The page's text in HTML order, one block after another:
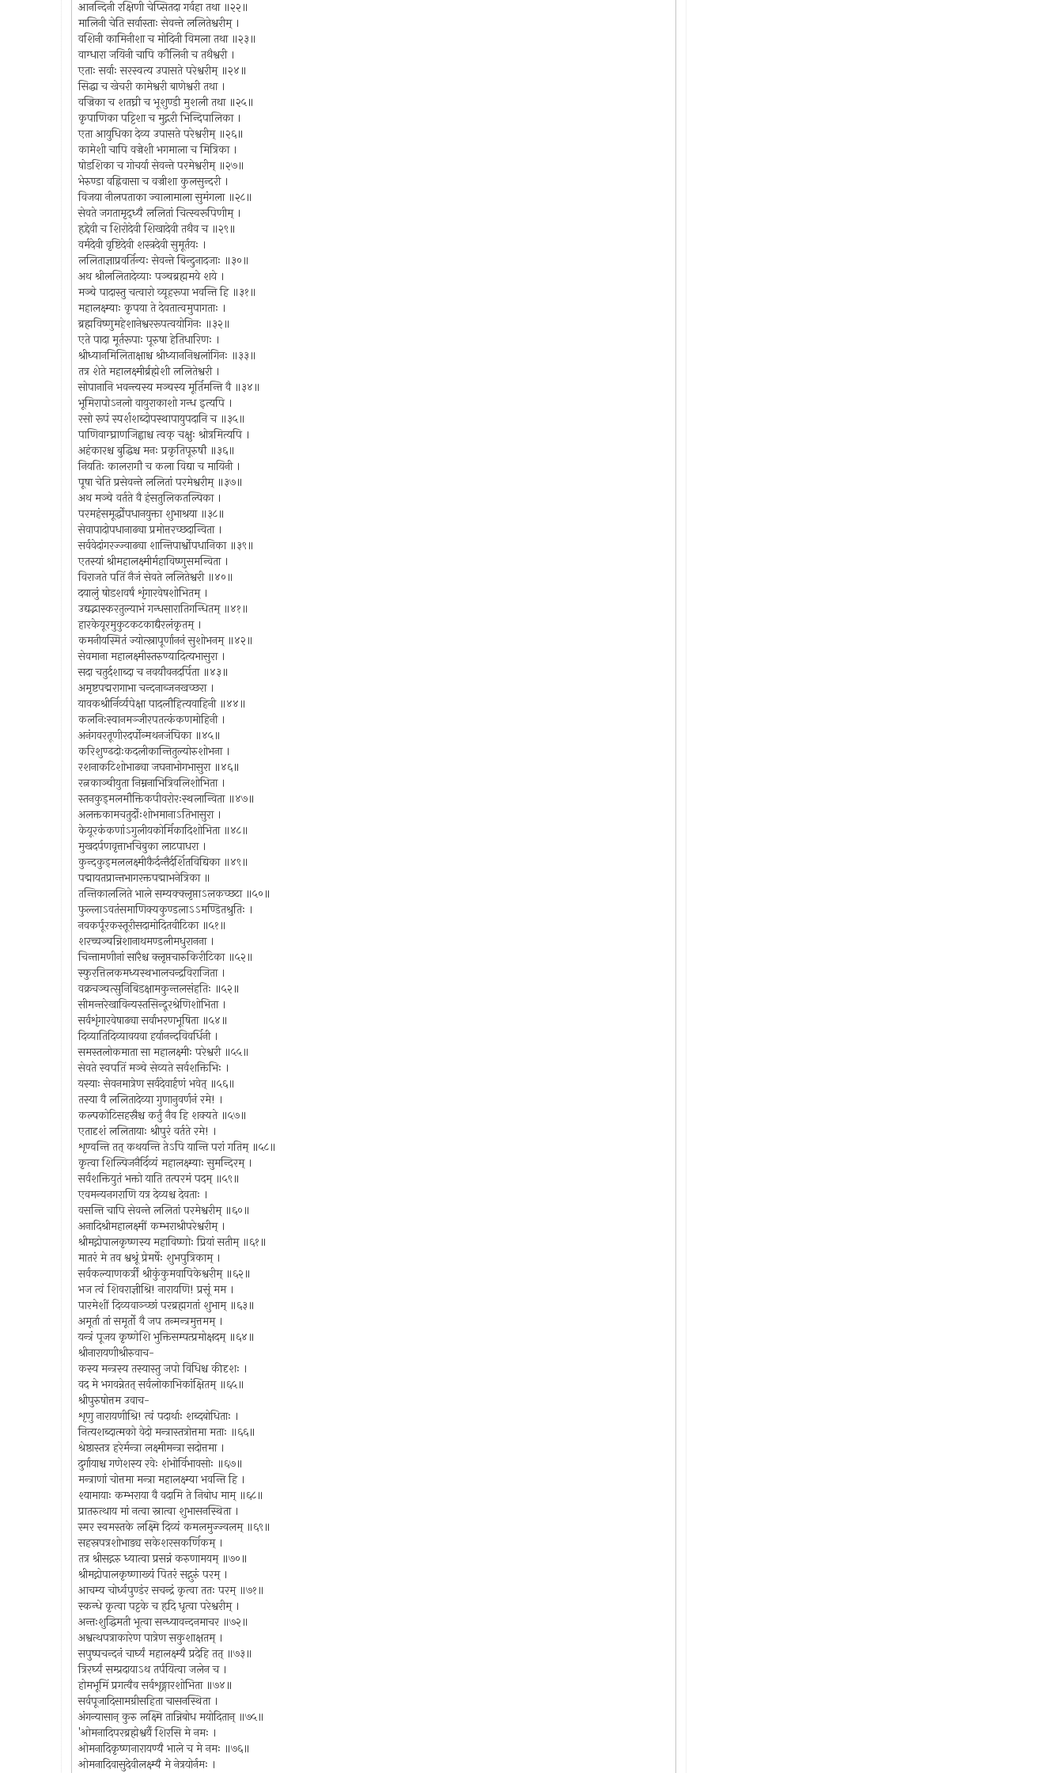
आनन्दिनी रक्षिणी चेप्सितदा गर्वहा तथा ॥२२॥
मालिनी चेति सर्वास्ताः सेवन्ते ललितेश्वरीम् ।
वशिनी कामिनीशा च मोदिनी विमला तथा ॥२३॥
वाग्धारा जयिनी चापि कौलिनी च तथैश्वरी ।
एताः सर्वाः सरस्वत्य उपासते परेश्वरीम् ॥२४॥
सिद्धा च खेचरी कामेश्वरी बाणेश्वरी तथा ।
वज्रिका च शतघ्नी च भूशुण्डी मुशली तथा ॥२५॥
कृपाणिका पट्टिशा च मुद्गरी भिन्दिपालिका ।
एता आयुधिका देव्य उपासते परेश्वरीम् ॥२६॥
कामेशी चापि वज्रेशी भगमाला च मित्रिका ।
षोडशिका च गोचर्या सेवन्ते परमेश्वरीम् ॥२७॥
भेरुण्डा वह्निवासा च वज्रीशा कुलसुन्दरी ।
विजया नीलपताका ज्वालामाला सुमंगला ॥२८॥
सेवते जगतामृद्ध्यै ललितां चित्स्वरूपिणीम् ।
हृद्देवी च शिरोदेवी शिखादेवी तथैव च ॥२९॥
वर्मदेवी वृष्टिदेवी शस्त्रदेवी सुमूर्तयः ।
ललिताज्ञाप्रवर्तिन्यः सेवन्ते बिन्दुनादजाः ॥३०॥
अथ श्रीललितादेव्याः पञ्चब्रह्ममये शये ।
मञ्चे पादास्तु चत्वारो व्यूहरूपा भवन्ति हि ॥३१॥
महालक्ष्म्याः कृपया ते देवतात्वमुपागताः ।
ब्रह्मविष्णुमहेशानेश्वररूपत्वयोगिनः ॥३२॥
एते पादा मूर्तरूपाः पूरुषा हेतिधारिणः ।
श्रीध्यानमिलिताक्षाश्च श्रीध्याननिश्चलांगिनः ॥३३॥
तत्र शेते महालक्ष्मीर्ब्रह्मेशी ललितेश्वरी ।
सोपानानि भवन्त्यस्य मञ्चस्य मूर्तिमन्ति वै ॥३४॥
भूमिरापोऽनलो वायुराकाशो गन्ध इत्यपि ।
रसो रूपं स्पर्शशब्दोपस्थापायुपदानि च ॥३५॥
पाणिवाग्घ्राणजिह्वाश्च त्वक् चक्षुः श्रोत्रमित्यपि ।
अहंकारश्च बुद्धिश्च मनः प्रकृतिपूरुषौ ॥३६॥
नियतिः कालरागौ च कला विद्या च मायिनी ।
पूषा चेति प्रसेवन्ते ललितां परमेश्वरीम् ॥३७॥
अथ मञ्चे वर्तते वै हंसतुलिकतल्पिका ।
परमहंसमूर्द्धोपधानयुक्ता शुभाश्रया ॥३८॥
सेवापादोपधानाढ्या प्रमोत्तरच्छदान्विता ।
सर्ववेदांगरज्ज्वाढ्या शान्तिपार्श्वोपधानिका ॥३९॥
एतस्यां श्रीमहालक्ष्मीर्महाविष्णुसमन्विता ।
विराजते पतिं नैजं सेवते ललितेश्वरी ॥४०॥
दयालुं षोडशवर्षं शृंगारवेषशोभितम् ।
उद्यद्भास्करतुल्याभं गन्धसारातिगन्धितम् ॥४१॥
हारकेयूरमुकुटकटकाद्यैरलंकृतम् ।
कमनीयस्मितं ज्योत्स्नापूर्णाननं सुशोभनम् ॥४२॥
सेवमाना महालक्ष्मीस्तरुण्यादित्यभासुरा ।
सदा चतुर्दशाब्दा च नवयौवनदर्पिता ॥४३॥
अमृष्टपद्मरागाभा चन्दनाब्जनखच्छरा ।
यावकश्रीर्निर्व्यपेक्षा पादलौहित्यवाहिनी ॥४४॥
कलनिःस्वानमञ्जीरपतत्कंकणमोहिनी ।
अनंगवरतूणीरदर्पोन्मथनजंघिका ॥४५॥
करिशुण्ढदोःकदलीकान्तितुल्योरुशोभना ।
रशनाकटिशोभाढ्या जघनाभोगभासुरा ॥४६॥
रत्नकाञ्चीयुता निम्ननाभित्रिवलिशोभिता ।
स्तनकुड्मलमौक्तिकपीवरोरःस्थलान्विता ॥४७॥
अलक्तकामचतुर्दोःशोभमानाऽतिभासुरा ।
केयूरकंकणांऽगुलीयकोर्मिकादिशोभिता ॥४८॥
मुखदर्पणवृत्ताभचिबुका लाटपाधरा ।
कुन्दकुड्मललक्ष्मीकैर्दन्तैर्दर्शितविद्यिका ॥४९॥
पद्मायतप्रान्तभागरक्तपद्माभनेत्रिका ॥
तन्तिकाललिते भाले सम्यक्क्लृप्ताऽलकच्छटा ॥५०॥
फुल्लाऽवतंसमाणिक्यकुण्डलाऽऽमण्डितश्रुतिः ।
नवकर्पूरकस्तूरीसदामोदितवीटिका ॥५१॥
शरच्चञ्चन्निशानाथमण्डलीमधुरानना ।
चिन्तामणीनां सारैश्च क्लृप्तचारुकिरीटिका ॥५२॥
स्फुरत्तिलकमध्यस्थभालचन्द्रविराजिता ।
वक्रचञ्चत्सुनिबिडक्षामकुन्तलसंहतिः ॥५२॥
सीमन्तरेखाविन्यस्तसिन्दूरश्रेणिशोभिता ।
सर्वशृंगारवेषाढ्या सर्वाभरणभूषिता ॥५४॥
दिव्यातिदिव्यावयवा हर्यानन्दविवर्धिनी ।
समस्तलोकमाता सा महालक्ष्मीः परेश्वरी ॥५५॥
सेवते स्वपतिं मञ्चे सेव्यते सर्वशक्तिभिः ।
यस्याः सेवनमात्रेण सर्वदेवार्हणं भवेत् ॥५६॥
तस्या वै ललितादेव्या गुणानुवर्णनं रमे! ।
कल्पकोटिसहस्रैश्च कर्तुं नैव हि शक्यते ॥५७॥
एतादृशं ललितायाः श्रीपुरं वर्तते रमे! ।
शृण्वन्ति तत् कथयन्ति तेऽपि यान्ति परां गतिम् ॥५८॥
कृत्वा शिल्पिजनैर्दिव्यं महालक्ष्म्याः सुमन्दिरम् ।
सर्वशक्तियुतं भक्तो याति तत्परमं पदम् ॥५९॥
एवमन्यनगराणि यत्र देव्यश्च देवताः ।
वसन्ति चापि सेवन्ते ललितां परमेश्वरीम् ॥६०॥
अनादिश्रीमहालक्ष्मीं कम्भराश्रीपरेश्वरीम् ।
श्रीमद्गोपालकृष्णस्य महाविष्णोः प्रियां सतीम् ॥६१॥
मातरं मे तव श्वश्रूं प्रेमर्षेः शुभपुत्रिकाम् ।
सर्वकल्याणकर्त्री श्रीकुंकुमवापिकेश्वरीम् ॥६२॥
भज त्वं शिवराज्ञीश्रि! नारायणि! प्रसूं मम ।
पारमेशीं दिव्यवाञ्च्छां परब्रह्मगतां शुभाम् ॥६३॥
अमूर्ता तां समूर्तो वै जप तन्मन्त्रमुत्तमम् ।
यन्त्रं पूजय कृष्णेशि भुक्तिसम्पत्प्रमोक्षदम् ॥६४॥
श्रीनारायणीश्रीरुवाच-
कस्य मन्त्रस्य तस्यास्तु जपो विधिश्च कीदृशः ।
वद मे भगवन्नेतत् सर्वलोकाभिकांक्षितम् ॥६५॥
श्रीपुरुषोत्तम उवाच-
शृणु नारायणीश्रि! त्वं पदार्थाः शब्दबोधिताः ।
नित्यशब्दात्मको वेदो मन्त्रास्तत्रोत्तमा मताः ॥६६॥
श्रेष्ठास्तत्र हरेर्मन्त्रा लक्ष्मीमन्त्रा सदोत्तमा ।
दुर्गायाश्च गणेशस्य रवेः शंभोर्विभावसोः ॥६७॥
मन्त्राणां चोत्तमा मन्त्रा महालक्ष्म्या भवन्ति हि ।
श्यामायाः कम्भराया वै वदामि ते निबोध माम् ॥६८॥
प्रातरुत्थाय मां नत्वा स्नात्वा शुभासनस्थिता ।
स्मर स्वमस्तके लक्ष्मि दिव्यं कमलमुज्ज्वलम् ॥६९॥
सहस्रपत्रशोभाड्य सकेशरसकर्णिकम् ।
तत्र श्रीसद्गरु ध्यात्वा प्रसन्नं करुणामयम् ॥७०॥
श्रीमद्गोपालकृष्णाख्यं पितरं सद्गुरुं परम् ।
आचम्य चोर्ध्वपुण्डंर सचन्द्रं कृत्वा ततः परम् ॥७१॥
स्कन्धे कृत्वा पट्टके च हृदि धृत्वा परेश्वरीम् ।
अन्तःशुद्धिमती भूत्वा सन्ध्यावन्दनमाचर ॥७२॥
अश्वत्थपत्राकारेण पात्रेण सकुशाक्षतम् ।
सपुष्पचन्दनं चार्घ्यं महालक्ष्म्यै प्रदेहि तत् ॥७३॥
त्रिरर्घ्यं सम्प्रदायाऽथ तर्पयित्वा जलेन च ।
होमभूमिं प्रगत्वैव सर्वशृङ्गारशोभिता ॥७४॥
सर्वपूजादिसामग्रीसहिता चासनस्थिता ।
अंगन्यासान् कुरु लक्ष्मि तान्निबोध मयोदितान् ॥७५॥
'ओमनादिपरब्रह्मेश्वर्यै शिरसि मे नमः ।
ओमनादिकृष्णनारायण्यै भाले च मे नमः ॥७६॥
ओमनादिवासुदेवीलक्ष्म्यै मे नेत्रयोर्नमः ।